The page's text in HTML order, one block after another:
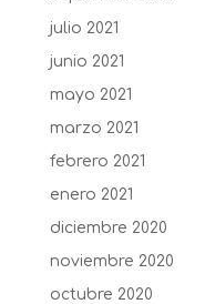
julio 2021
junio 2021
mayo 2021
marzo 2021
febrero 2021
enero 2021
diciembre 2020
noviembre 2020
octubre 2020